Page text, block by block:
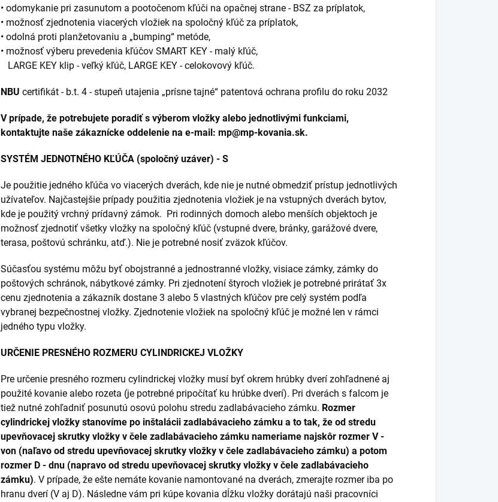
• odomykanie pri zasunutom a pootočenom kľúči na opačnej strane - BSZ za príplatok,
• možnosť zjednotenia viacerých vložiek na spoločný kľúč za príplatok,
• odolná proti planžetovaniu a „bumping“ metóde,
• možnosť výberu prevedenia kľúčov SMART KEY - malý kľúč,
LARGE KEY klip - veľký kľúč, LARGE KEY - celokovový kľúč.
NBU certifikát - b.t. 4 - stupeň utajenia „prísne tajné“ patentová ochrana profilu do roku 2032
V prípade, že potrebujete poradiť s výberom vložky alebo jednotlivými funkciami,
kontaktujte naše zákaznícke oddelenie na e-mail: mp@mp-kovania.sk.
SYSTÉM JEDNOTNÉHO KĽÚČA (spoločný uzáver) - S
Je použitie jedného kľúča vo viacerých dverách, kde nie je nutné obmedziť prístup jednotlivých
užívateľov. Najčastejšie prípady použitia zjednotenia vložiek je na vstupných dverách bytov,
kde je použitý vrchný prídavný zámok. Pri rodinných domoch alebo menších objektoch je
možnosť zjednotiť všetky vložky na spoločný kľúč (vstupné dvere, bránky, garážové dvere,
terasa, poštovú schránku, atď.). Nie je potrebné nosiť zväzok kľúčov.
Súčasťou systému môžu byť obojstranné a jednostranné vložky, visiace zámky, zámky do
poštových schránok, nábytkové zámky. Pri zjednotení štyroch vložiek je potrebné prirátať 3x
cenu zjednotenia a zákazník dostane 3 alebo 5 vlastných kľúčov pre celý systém podľa
vybranej bezpečnostnej vložky. Zjednotenie vložiek na spoločný kľúč je možné len v rámci
jedného typu vložky.
URČENIE PRESNÉHO ROZMERU CYLINDRICKEJ VLOŽKY
Pre určenie presného rozmeru cylindrickej vložky musí byť okrem hrúbky dverí zohľadnené aj
použité kovanie alebo rozeta (je potrebné pripočítať ku hrúbke dverí). Pri dverách s falcom je
tiež nutné zohľadniť posunutú osovú polohu stredu zadlabávacieho zámku. Rozmer
cylindrickej vložky stanovíme po inštalácii zadlabávacieho zámku a to tak, že od stredu
upevňovacej skrutky vložky v čele zadlabávacieho zámku nameriame najskôr rozmer V -
von (naľavo od stredu upevňovacej skrutky vložky v čele zadlabávacieho zámku) a potom
rozmer D - dnu (napravo od stredu upevňovacej skrutky vložky v čele zadlabávacieho
zámku). V prípade, že ešte nemáte kovanie namontované na dverách, zmerajte rozmer iba po
hranu dverí (V aj D). Následne vám pri kúpe kovania dĺžku vložky dorátajú naši pracovníci